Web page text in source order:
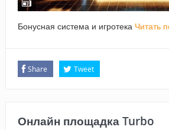
Бонусная система и игротека Читать
Share Tweet
Онлайн площадка Turbo